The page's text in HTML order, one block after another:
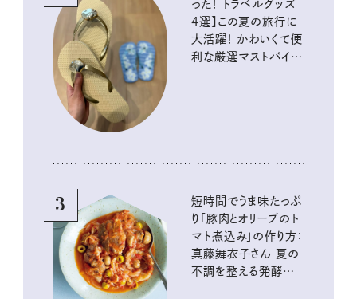
った！ トラベルグッズ
4選】この夏の旅行に
大活躍！ かわいくて便
利な厳選マストバイア
3
短時間でうま味たっぷ
り「豚肉とオリーブのト
マト煮込み」の作り方：
真藤舞衣子さん 夏の
不調を整える発酵レ